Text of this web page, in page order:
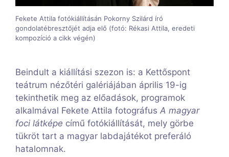
Fekete Attila fotókiállításán Pokorny Szilárd író
gondolatébresztőjét adja elő (fotó: Rékasi Attila, eredeti
kompozíció a cikk végén)
Beindult a kiállítási szezon is: a Kettőspont
teátrum nézőtéri galériájában április 19-ig
tekinthetik meg az előadások, programok
alkalmával Fekete Attila fotográfus A magyar
foci látképe című fotókiállítását, mely görbe
tükröt tart a magyar labdajátékot preferáló
hatalomnak.